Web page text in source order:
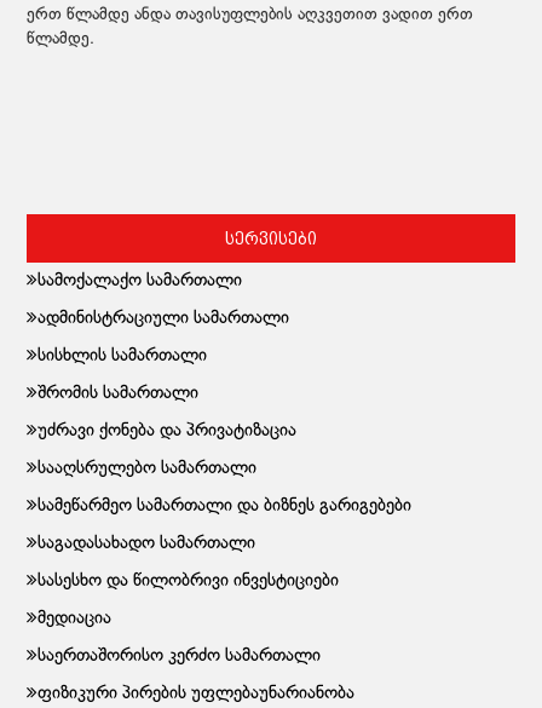
ერთ წლამდე ანდა თავისუფლების აღკვეთით ვადით ერთ
წლამდე.
სერვისები
სამოქალაქო სამართალი
ადმინისტრაციული სამართალი
სისხლის სამართალი
შრომის სამართალი
უძრავი ქონება და პრივატიზაცია
სააღსრულებო სამართალი
სამეწარმეო სამართალი და ბიზნეს გარიგებები
საგადასახადო სამართალი
სასესხო და წილობრივი ინვესტიციები
მედიაცია
საერთაშორისო კერძო სამართალი
ფიზიკური პირების უფლებაუნარიანობა